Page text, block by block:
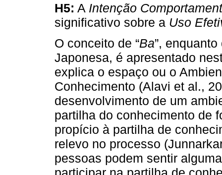
H5: A Intenção
significativo sobre a Uso
O conceito de “Ba”,
Japonesa, é apresentado
explica o espaço ou o
Conhecimento (Alavi et al.,
desenvolvimento de um
partilha do conhecimento de
propício à partilha de
relevo no processo
pessoas podem sentir